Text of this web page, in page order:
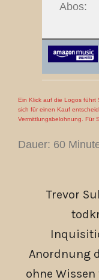
Abos:
Ein Klick auf die Logos führt
sich für einen Kauf
Vermittlungsbelohnung. Für
Dauer: 60
Trevor
Anordnung
ohne